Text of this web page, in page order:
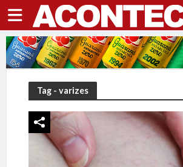
Tag - varizes